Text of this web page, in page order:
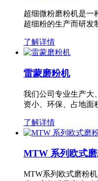
超细微粉磨粉机是一
超细粉的生产而研
了解详情
雷蒙磨粉机
我们公司专业生产大
资小、环保、占地
了解详情
MTW 系列欧式
MTW系列欧式磨粉